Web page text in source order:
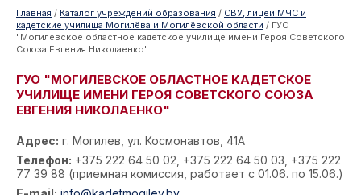
Главная / Каталог учреждений образования / СВУ, лицеи МЧС и
кадетские училища Могилёва и Могилёвской области / ГУО
"Могилевское областное кадетское училище имени Героя Советского
Союза Евгения Николаенко"
ГУО "МОГИЛЕВСКОЕ ОБЛАСТНОЕ КАДЕТСКОЕ
УЧИЛИЩЕ ИМЕНИ ГЕРОЯ СОВЕТСКОГО СОЮЗА
ЕВГЕНИЯ НИКОЛАЕНКО"
Адрес: г. Могилев, ул. Космонавтов, 41А
Телефон: +375 222 64 50 02, +375 222 64 50 03, +375 222
77 39 88 (приемная комиссия, работает с 01.06. по 15.06.)